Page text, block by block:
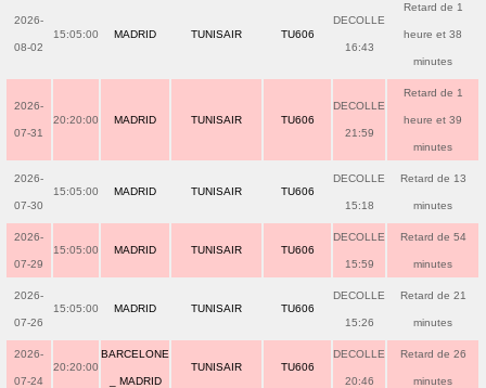
2026-
08-02
15:05:00 MADRID TUNISAIR TU606
DECOLLE
16:43
Retard de 1
heure et 38
minutes
2026-
07-31
20:20:00 MADRID TUNISAIR TU606
DECOLLE
21:59
Retard de 1
heure et 39
minutes
2026-
07-30
15:05:00 MADRID TUNISAIR TU606
DECOLLE
15:18
Retard de 13
minutes
2026-
07-29
15:05:00 MADRID TUNISAIR TU606
DECOLLE
15:59
Retard de 54
minutes
2026-
07-26
15:05:00 MADRID TUNISAIR TU606
DECOLLE
15:26
Retard de 21
minutes
2026-
07-24
20:20:00
BARCELONE
_ MADRID
TUNISAIR TU606
DECOLLE
20:46
Retard de 26
minutes